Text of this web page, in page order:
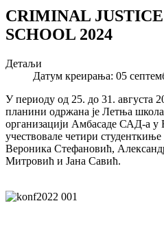
CRIMINAL
SCHOOL 2024
Детаљи
Датум креирања: 05
У периоду од 25. до 31. августа
планини одржана је Летња
организацији Амбасаде САД-а у
учествовале четири
Вероника Стефановић,
Митровић и Јана Савић.